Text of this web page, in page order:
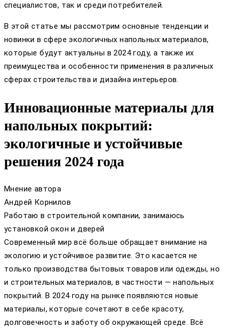
специалистов, так и среди потребителей.
В этой статье мы рассмотрим основные тенденции и
новинки в сфере экологичных напольных материалов,
которые будут актуальны в 2024 году, а также их
преимущества и особенности применения в различных
сферах строительства и дизайна интерьеров.
Инновационные материалы для
напольных покрытий:
экологичные и устойчивые
решения 2024 года
Мнение автора
Андрей Корнилов
Работаю в строительной компании, занимаюсь
установкой окон и дверей
Современный мир всё больше обращает внимание на
экологию и устойчивое развитие. Это касается не
только производства бытовых товаров или одежды, но
и строительных материалов, в частности — напольных
покрытий. В 2024 году на рынке появляются новые
материалы, которые сочетают в себе красоту,
долговечность и заботу об окружающей среде. Всё